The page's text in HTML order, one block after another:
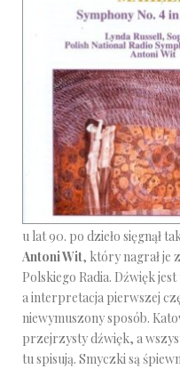
u lat 90. po dzieło sięgnął
Antoni Wit, który nagrał je
Polskiego Radia. Dźwięk
a interpretacja pierwszej
niewymuszony sposób.
przejrzysty dźwięk, a
tu spisują. Smyczki są